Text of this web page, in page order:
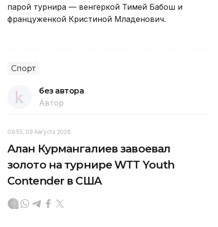
парой турнира — венгеркой Тимей Бабош и
француженкой Кристиной Младенович.
Спорт
без автора
Автор
09:55, 09 Августа 2026
Алан Курмангалиев завоевал
золото на турнире WTT Youth
Contender в США